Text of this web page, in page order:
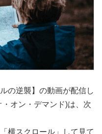
の逆襲】の動画が配信し
オン・デマンド)は、次
横スクロール」して見て